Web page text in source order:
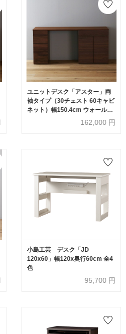
ユニットデスク「アスター」両
袖タイプ（30チェスト 60キャビ
ネット）幅150.4cm ウォールナ
162,000 円
小島工芸 デスク「JD
120x60」幅120x奥行60cm 全4
色
95,700 円